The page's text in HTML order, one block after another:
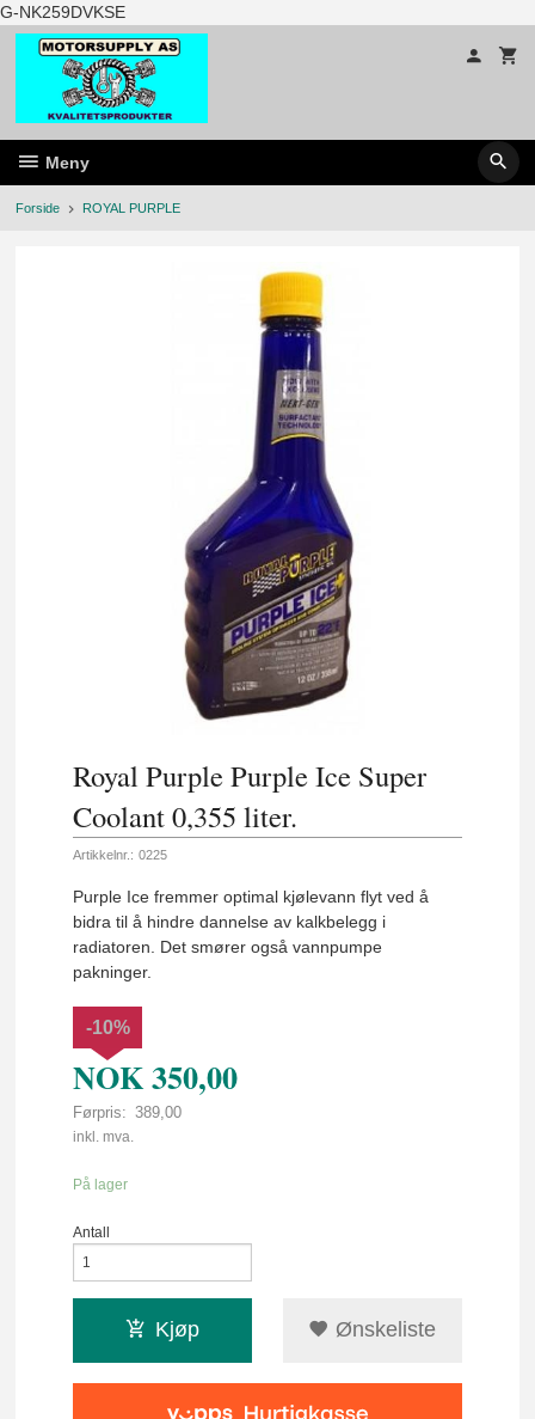
G-NK259DVKSEGå
til
innholdet
Meny
Forside ROYAL PURPLE
Royal Purple Purple Ice Super
Coolant 0,355 liter.
Artikkelnr.: 0225
Purple Ice fremmer optimal kjølevann flyt ved å
bidra til å hindre dannelse av kalkbelegg i
radiatoren. Det smører også vannpumpe
pakninger.
NOK350,00
Førpris: 389,00
Rabatt
-10%
inkl. mva.
På lager
Antall
Kjøp Ønskeliste